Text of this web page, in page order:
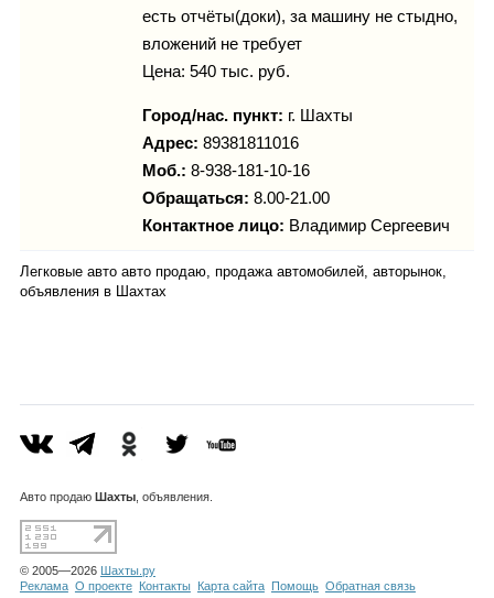
Фотогалерея
есть отчёты(доки), за машину не стыдно,
вложений не требует
Цена: 540 тыс. руб.
Город/нас. пункт: г. Шахты
Адрес: 89381811016
Моб.: 8-938-181-10-16
Обращаться: 8.00-21.00
Контактное лицо: Владимир Сергеевич
Легковые авто авто продаю, продажа автомобилей, авторынок,
объявления в Шахтах
Авто продаю Шахты, объявления.
© 2005—2026 Шахты.ру
Реклама О проекте Контакты Карта сайта Помощь Обратная связь